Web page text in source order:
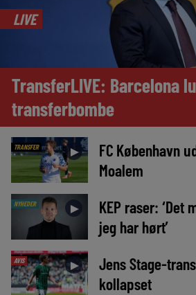
LIVE
TransferLIVE: Barcelona
transferbombe
TRANSFER ►
FC København
Moalem
NYHEDER ►
KEP raser: ‘Det
jeg har hørt’
AVIS ►
Jens Stage-
kollapset